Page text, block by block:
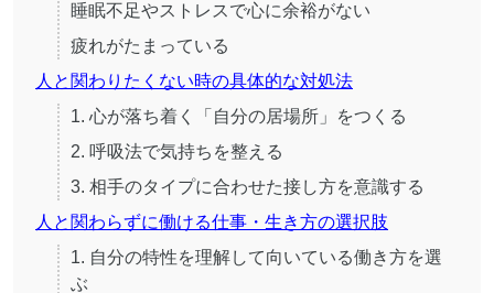
睡眠不足やストレスで心に余裕がない
疲れがたまっている
人と関わりたくない時の具体的な対処法
1. 心が落ち着く「自分の居場所」をつくる
2. 呼吸法で気持ちを整える
3. 相手のタイプに合わせた接し方を意識する
人と関わらずに働ける仕事・生き方の選択肢
1. 自分の特性を理解して向いている働き方を選
ぶ